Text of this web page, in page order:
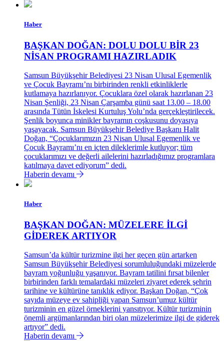
Haber
BAŞKAN DOĞAN: DOLU DOLU BİR 23
NİSAN PROGRAMI HAZIRLADIK
Samsun Büyükşehir Belediyesi 23 Nisan Ulusal Egemenlik
ve Çocuk Bayramı’nı birbirinden renkli etkinliklerle
kutlamaya hazırlanıyor. Çocuklara özel olarak hazırlanan 23
Nisan Şenliği, 23 Nisan Çarşamba günü saat 13.00 – 18.00
arasında Tütün İskelesi Kurtuluş Yolu’nda gerçekleştirilecek.
Şenlik boyunca minikler bayramın coşkusunu doyasıya
yaşayacak. Samsun Büyükşehir Belediye Başkanı Halit
Doğan, “Çocuklarımızın 23 Nisan Ulusal Egemenlik ve
Çocuk Bayramı’nı en içten dileklerimle kutluyor; tüm
çocuklarımızı ve değerli ailelerini hazırladığımız programlara
katılmaya davet ediyorum” dedi.
Haberin devamı
Haber
BAŞKAN DOĞAN: MÜZELERE İLGİ
GİDEREK ARTIYOR
Samsun’da kültür turizmine ilgi her geçen gün artarken
Samsun Büyükşehir Belediyesi sorumluluğundaki müzelerde
bayram yoğunluğu yaşanıyor. Bayram tatilini fırsat bilenler
birbirinden farklı temalardaki müzeleri ziyaret ederek şehrin
tarihine ve kültürüne tanıklık ediyor. Başkan Doğan, “Çok
sayıda müzeye ev sahipliği yapan Samsun’umuz kültür
turizminin en güzel örneklerini yansıtıyor. Kültür turizminin
önemli argümanlarından biri olan müzelerimize ilgi de giderek
artıyor” dedi.
Haberin devamı